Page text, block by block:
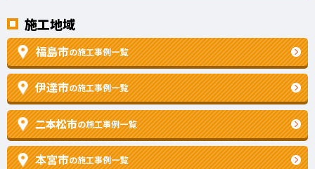
施工地域
福島市の施工事例一覧
伊達市の施工事例一覧
二本松市の施工事例一覧
本宮市の施工事例一覧